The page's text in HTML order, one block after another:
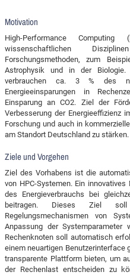
Motivation
High-Performance
wissenschaftlichen
Forschungsmethoden, zum
Astrophysik und in der Biologie.
verbrauchen ca. 3 % des
Energieeinsparungen in
Einsparung an CO2. Ziel der
Verbesserung der Energieeffizienz
Forschung und auch in
am Standort Deutschland zu stärken.
Ziele und Vorgehen
Ziel des Vorhabens ist die
von HPC-Systemen. Ein
des Energieverbrauchs bei
beitragen. Dieses Ziel
Regelungsmechanismen von
Anpassung der
Rechenknoten soll automatisch
einem neuartigen Benutzerinterface
transparente Plattform bieten, um
der Rechenlast entscheiden zu